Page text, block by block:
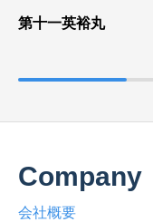
第十一英裕丸
Company
会社概要